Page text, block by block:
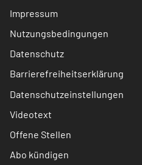
Impressum
Nutzungsbedingungen
Datenschutz
Barrierefreiheitserklärung
Datenschutzeinstellungen
Videotext
Offene Stellen
Abo kündigen